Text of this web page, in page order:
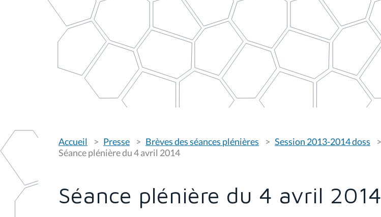
o
u
s
s
i
Accueil Presse Brèves des séances plénières
Session 2013-2014 doss
Séance plénière du 4 avril 2014
Séance plénière du 4 avril 2014